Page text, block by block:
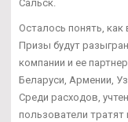
Сальск.
Осталось понять,
Призы будут
компании и ее
Беларуси, Армении,
Среди расходов,
пользователи тратят